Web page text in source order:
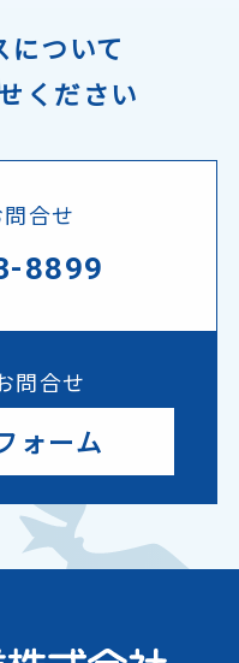
について
ください
合せ
8899
問合せ
ォーム